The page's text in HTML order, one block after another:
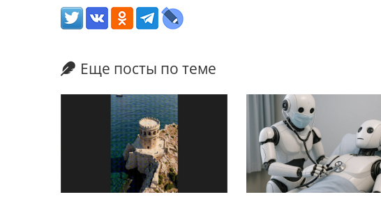
Еще посты по теме